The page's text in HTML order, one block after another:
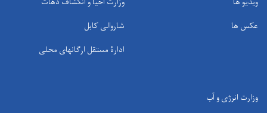
عکس ها
شاروالی کابل
ادارۀ مستقل ارگانهای محلی
وزارت انرژی و آب